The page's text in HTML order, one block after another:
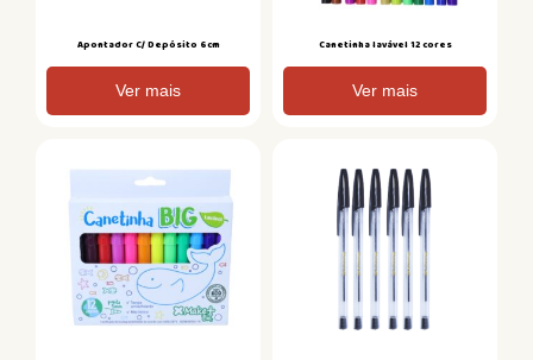
Apontador C/ Depósito 6cm
Ver mais
Canetinha lavável 12 cores
Ver mais